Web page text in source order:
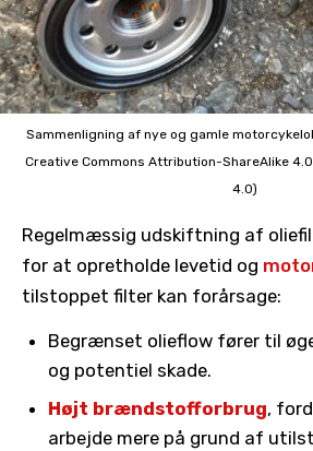
Sammenligning af nye og gamle
Creative Commons Attribution-ShareAlike
4.0)
Regelmæssig udskiftning af
for at opretholde levetid og
tilstoppet filter kan forårsage:
Begrænset olieflow fører til
og potentiel skade.
Højt brændstofforbrug,
arbejde mere på grund af